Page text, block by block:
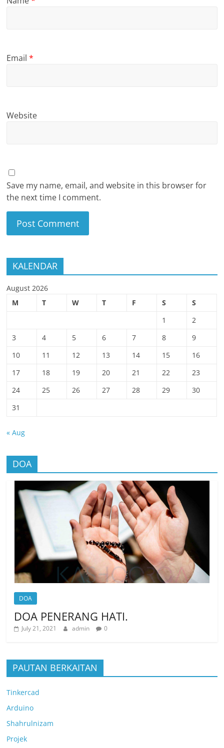
Email*
Website
Save my name, email, and website in this browser for
the next time I comment.
KALENDAR
August 2026
M
T W T F S
S
1
2
3
4 5 6 7 8
9
10
11 12 13 14 15
16
17
18 19 20 21 22
23
24
25 26 27 28 29
30
31
« Aug
DOA
DOA
DOA PENERANG HATI.
July 21, 2021 admin 0
PAUTAN BERKAITAN
Tinkercad
Arduino
Shahrulnizam
Projek